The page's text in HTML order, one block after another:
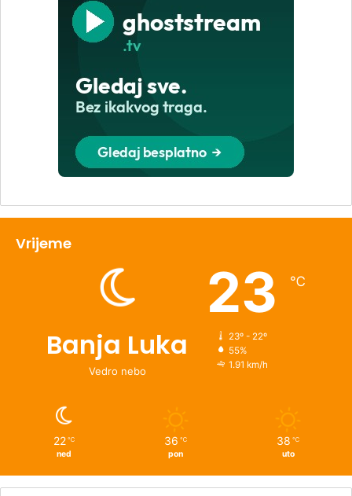
Vrijeme
Banja Luka
Vedro nebo
23 ℃
23º - 22º
55%
1.91 km/h
22 ℃
ned
36 ℃
pon
38 ℃
uto